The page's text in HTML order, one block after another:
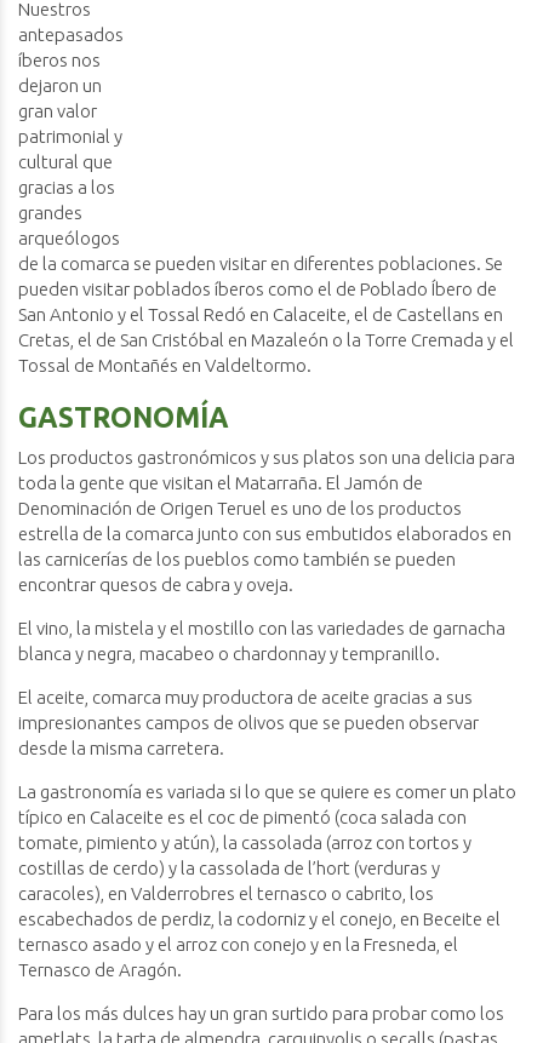
Nuestros
antepasados
íberos nos
dejaron un
gran valor
patrimonial y
cultural que
gracias a los
grandes
arqueólogos
de la comarca se pueden visitar en diferentes poblaciones. Se
pueden visitar poblados íberos como el de Poblado Íbero de
San Antonio y el Tossal Redó en Calaceite, el de Castellans en
Cretas, el de San Cristóbal en Mazaleón o la Torre Cremada y el
Tossal de Montañés en Valdeltormo.
GASTRONOMÍA
Los productos gastronómicos y sus platos son una delicia para
toda la gente que visitan el Matarraña. El Jamón de
Denominación de Origen Teruel es uno de los productos
estrella de la comarca junto con sus embutidos elaborados en
las carnicerías de los pueblos como también se pueden
encontrar quesos de cabra y oveja.
El vino, la mistela y el mostillo con las variedades de garnacha
blanca y negra, macabeo o chardonnay y tempranillo.
El aceite, comarca muy productora de aceite gracias a sus
impresionantes campos de olivos que se pueden observar
desde la misma carretera.
La gastronomía es variada si lo que se quiere es comer un plato
típico en Calaceite es el coc de pimentó (coca salada con
tomate, pimiento y atún), la cassolada (arroz con tortos y
costillas de cerdo) y la cassolada de l’hort (verduras y
caracoles), en Valderrobres el ternasco o cabrito, los
escabechados de perdiz, la codorniz y el conejo, en Beceite el
ternasco asado y el arroz con conejo y en la Fresneda, el
Ternasco de Aragón.
Para los más dulces hay un gran surtido para probar como los
ametlats, la tarta de almendra, carquinyolis o secalls (pastas